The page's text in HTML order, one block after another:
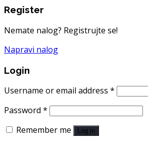
Register
Nemate nalog? Registrujte se!
Napravi nalog
Login
Username or email address *
Password *
Remember me
Log in